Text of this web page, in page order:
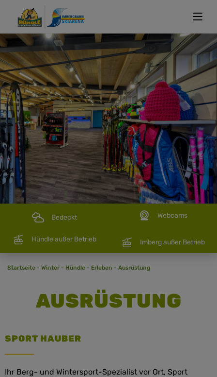
Bedeckt
Hündle außer Betrieb Imberg außer Betrieb
Webcams
Startseite - Winter - Hündle - Erleben - Ausrüstung
AUSRÜSTUNG
SPORT HAUBER
Ihr Berg- und Wintersport-Spezialist vor Ort, Sport